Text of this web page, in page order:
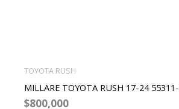
TOYOTA RUSH
MILLARE TOYOTA RUSH 17-24
$800,000